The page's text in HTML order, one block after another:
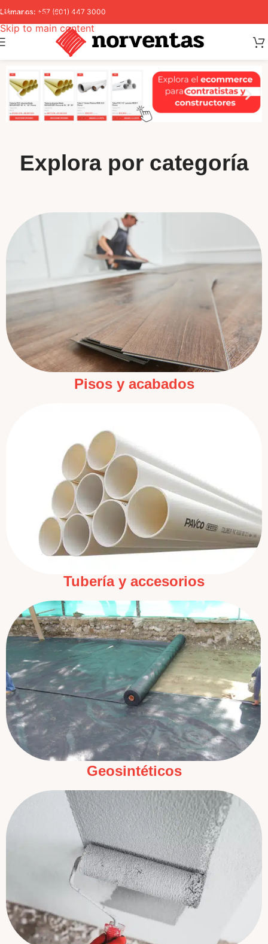
Skip to navigation
Skip to main content
Llámanos: +57 (601) 447 3000
Explora por categoría
Pisos y acabados
Tubería y accesorios
Geosintéticos